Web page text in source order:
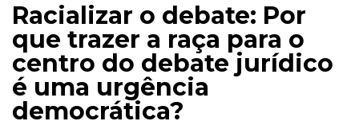
Racializar o debate: Por
que trazer a raça para o
centro do debate jurídico
é uma urgência
democrática?